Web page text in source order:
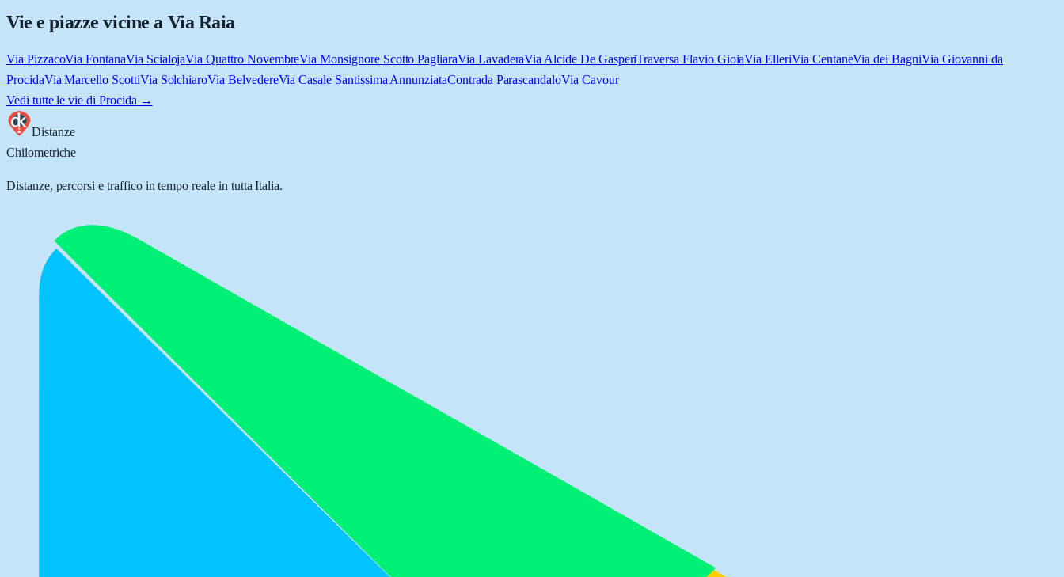
Vie e piazze vicine a Via Raia
Via PizzacoVia FontanaVia ScialojaVia Quattro NovembreVia Monsignore Scotto PagliaraVia LavaderaVia Alcide De GasperiTraversa Flavio GioiaVia ElleriVia CentaneVia dei BagniVia Giovanni da
ProcidaVia Marcello ScottiVia SolchiaroVia BelvedereVia Casale Santissima AnnunziataContrada ParascandaloVia Cavour
Vedi tutte le vie di Procida →
Distanze
Chilometriche
Distanze, percorsi e traffico in tempo reale in tutta Italia.